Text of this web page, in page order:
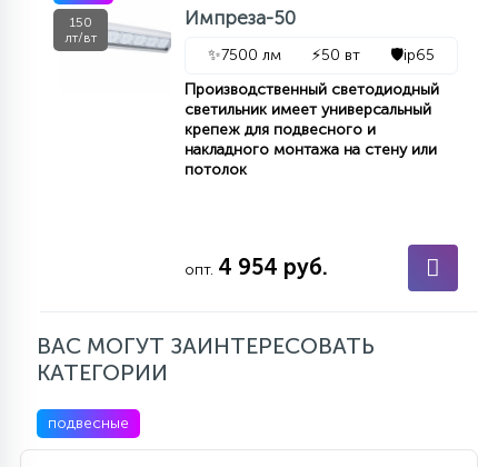
150
лт/вт
Импреза-50
✨7500 лм ⚡50 вт 🛡️ip65
Производственный светодиодный
светильник имеет универсальный
крепеж для подвесного и
накладного монтажа на стену или
потолок
опт. 4 954 руб.
ВАС МОГУТ ЗАИНТЕРЕСОВАТЬ
КАТЕГОРИИ
подвесные